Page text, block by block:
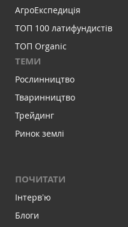
АгроЕкспедиція
ТОП 100 латифундистів
ТОП Organic
ТЕМИ
Рослинництво
Тваринництво
Трейдинг
Ринок землі
ПОЧИТАТИ
Інтервʼю
Блоги